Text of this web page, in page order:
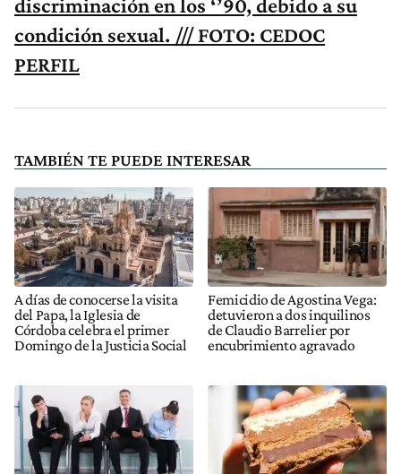
discriminación en los ‘’90, debido a su
condición sexual. /// FOTO: CEDOC
PERFIL
TAMBIÉN TE PUEDE INTERESAR
A días de conocerse la visita
del Papa, la Iglesia de
Córdoba celebra el primer
Domingo de la Justicia Social
Femicidio de Agostina Vega:
detuvieron a dos inquilinos
de Claudio Barrelier por
encubrimiento agravado